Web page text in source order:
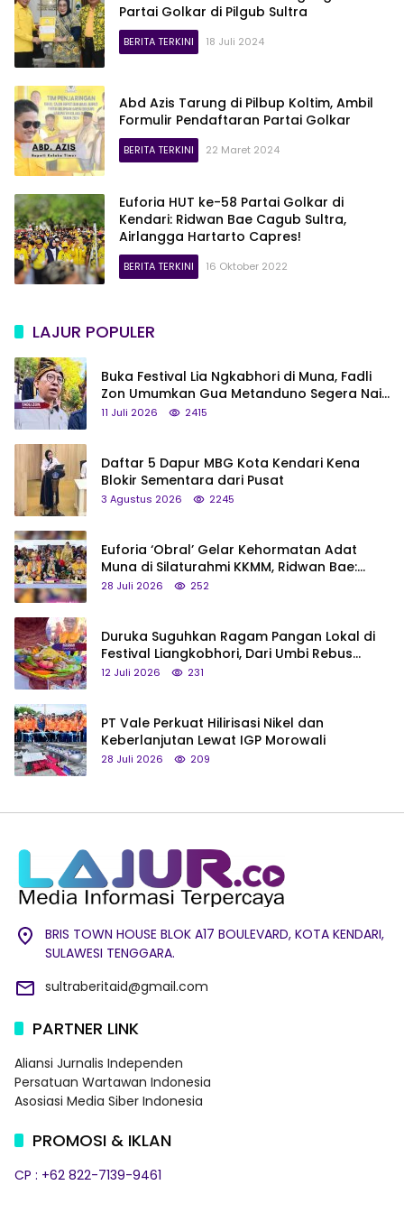
Partai Golkar di Pilgub Sultra
BERITA TERKINI 18 Juli 2024
Abd Azis Tarung di Pilbup Koltim, Ambil
Formulir Pendaftaran Partai Golkar
BERITA TERKINI 22 Maret 2024
Euforia HUT ke-58 Partai Golkar di
Kendari: Ridwan Bae Cagub Sultra,
Airlangga Hartarto Capres!
BERITA TERKINI 16 Oktober 2022
LAJUR POPULER
Buka Festival Lia Ngkabhori di Muna, Fadli
Zon Umumkan Gua Metanduno Segera Naik
Status Jadi Cagar Budaya Nasional
11 Juli 2026 2415
Daftar 5 Dapur MBG Kota Kendari Kena
Blokir Sementara dari Pusat
3 Agustus 2026 2245
Euforia ‘Obral’ Gelar Kehormatan Adat
Muna di Silaturahmi KKMM, Ridwan Bae:
Saya Bukan Tipe Begitu, Belum Pantas!
28 Juli 2026 252
Duruka Suguhkan Ragam Pangan Lokal di
Festival Liangkobhori, Dari Umbi Rebus
hingga Tumpeng Beras Muna
12 Juli 2026 231
PT Vale Perkuat Hilirisasi Nikel dan
Keberlanjutan Lewat IGP Morowali
28 Juli 2026 209
BRIS TOWN HOUSE BLOK A17 BOULEVARD, KOTA KENDARI,
SULAWESI TENGGARA.
sultraberitaid@gmail.com
PARTNER LINK
Aliansi Jurnalis Independen
Persatuan Wartawan Indonesia
Asosiasi Media Siber Indonesia
PROMOSI & IKLAN
CP : +62 822-7139-9461